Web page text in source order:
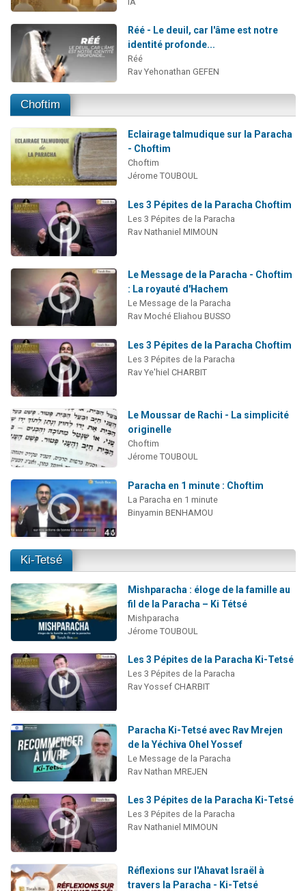
Réé - Le deuil, car l'âme est notre
identité profonde...
Réé
Rav Yehonathan GEFEN
Choftim
Eclairage talmudique sur la Paracha
- Choftim
Choftim
Jérome TOUBOUL
Les 3 Pépites de la Paracha Choftim
Les 3 Pépites de la Paracha
Rav Nathaniel MIMOUN
Le Message de la Paracha - Choftim
: La royauté d'Hachem
Le Message de la Paracha
Rav Moché Eliahou BUSSO
Les 3 Pépites de la Paracha Choftim
Les 3 Pépites de la Paracha
Rav Ye'hiel CHARBIT
Le Moussar de Rachi - La simplicité
originelle
Choftim
Jérome TOUBOUL
Paracha en 1 minute : Choftim
La Paracha en 1 minute
Binyamin BENHAMOU
Ki-Tetsé
Mishparacha : éloge de la famille au
fil de la Paracha – Ki Tétsé
Mishparacha
Jérome TOUBOUL
Les 3 Pépites de la Paracha Ki-Tetsé
Les 3 Pépites de la Paracha
Rav Yossef CHARBIT
Paracha Ki-Tetsé avec Rav Mrejen
de la Yéchiva Ohel Yossef
Le Message de la Paracha
Rav Nathan MREJEN
Les 3 Pépites de la Paracha Ki-Tetsé
Les 3 Pépites de la Paracha
Rav Nathaniel MIMOUN
Réflexions sur l'Ahavat Israël à
travers la Paracha - Ki-Tetsé